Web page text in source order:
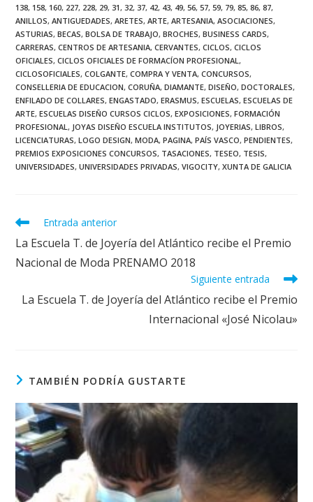
138, 158, 160, 227, 228, 29, 31, 32, 37, 42, 43, 49, 56, 57, 59, 79, 85, 86, 87,
ANILLOS, ANTIGUEDADES, ARETES, ARTE, ARTESANIA, ASOCIACIONES,
ASTURIAS, BECAS, BOLSA DE TRABAJO, BROCHES, BUSINESS CARDS,
CARRERAS, CENTROS DE ARTESANIA, CERVANTES, CICLOS, CICLOS
OFICIALES, CICLOS OFICIALES DE FORMACÍON PROFESIONAL,
CICLOSOFICIALES, COLGANTE, COMPRA Y VENTA, CONCURSOS,
CONSELLERIA DE EDUCACION, CORUÑA, DIAMANTE, DISEÑO, DOCTORALES,
ENFILADO DE COLLARES, ENGASTADO, ERASMUS, ESCUELAS, ESCUELAS DE
ARTE, ESCUELAS DISEÑO CURSOS CICLOS, EXPOSICIONES, FORMACIÓN
PROFESIONAL, JOYAS DISEÑO ESCUELA INSTITUTOS, JOYERIAS, LIBROS,
LICENCIATURAS, LOGO DESIGN, MODA, PAGINA, PAÍS VASCO, PENDIENTES,
PREMIOS EXPOSICIONES CONCURSOS, TASACIONES, TESEO, TESIS,
UNIVERSIDADES, UNIVERSIDADES PRIVADAS, VIGOCITY, XUNTA DE GALICIA
Leer
artículos
Entrada anterior
La Escuela T. de Joyería del Atlántico recibe el Premio
Nacional de Moda PRENAMO 2018
Siguiente entrada
La Escuela T. de Joyería del Atlántico recibe el Premio
Internacional «José Nicolau»
TAMBIÉN PODRÍA GUSTARTE